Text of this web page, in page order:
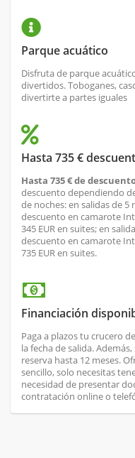
Parque acuático
Disfruta de parque
divertidos. Toboganes,
divertirte a partes iguales
Hasta 735 €
Hasta 735 € de
descuento dependiendo
de noches: en salidas de 5
descuento en camarote
345 EUR en suites; en
descuento en camarote
735 EUR en suites.
Financiación
Paga a plazos tu crucero
la fecha de salida.
reserva hasta 12 meses.
sencillo, solo necesitas
necesidad de presentar
contratación online o